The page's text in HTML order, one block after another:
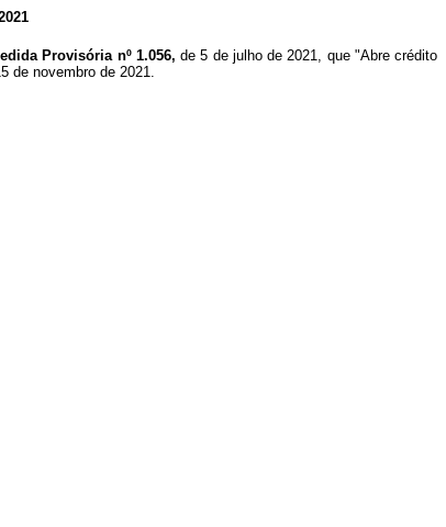
Provisória nº 1.056, de 5 de julho de 2021, que "Abre crédito
de novembro de 2021.